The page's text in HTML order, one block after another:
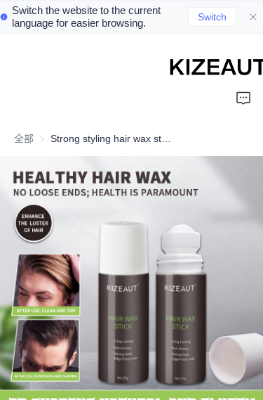
Switch the website to the current
language for easier browsing.
Switch
全部
hair mud
Perm cream